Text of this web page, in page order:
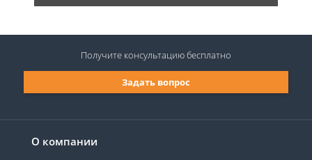
О компании
Задать вопрос
Получите консультациюбесплатно